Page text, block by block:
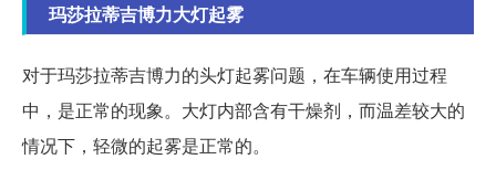
玛莎拉蒂吉博力大灯起雾
对于玛莎拉蒂吉博力的头灯起雾问题，在车辆使用过程
中，是正常的现象。大灯内部含有干燥剂，而温差较大的
情况下，轻微的起雾是正常的。